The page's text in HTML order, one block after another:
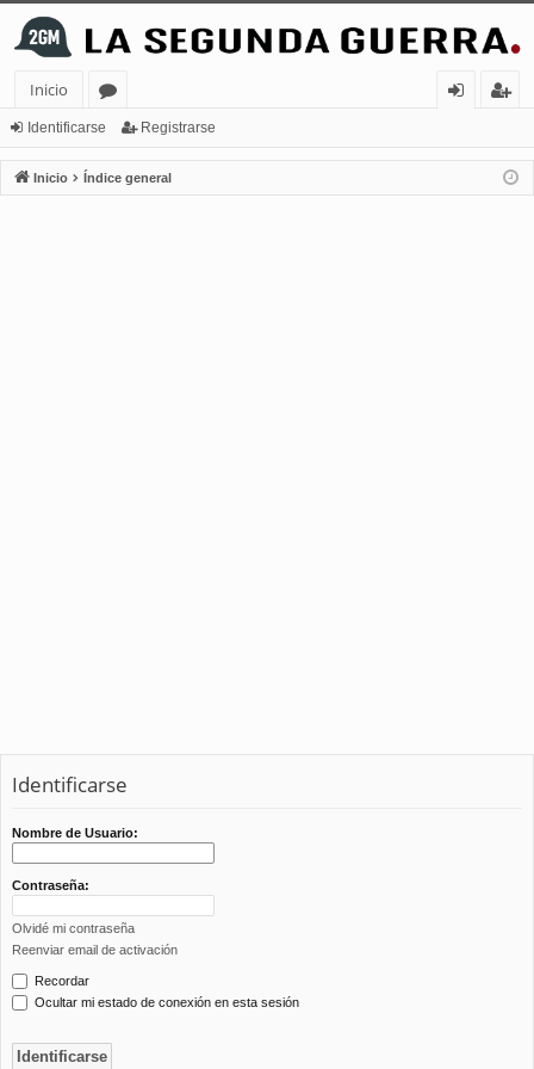
Inicio
or
os
nt
ifi
ist
ra
Identificarse Registrarse
Inicio Índice general
Identificarse
Nombre de Usuario:
Contraseña:
Olvidé mi contraseña
Reenviar email de activación
Recordar
Ocultar mi estado de conexión en esta sesión